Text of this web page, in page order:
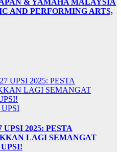
& YAMAHA MALAYSIA
AND PERFORMING ARTS,
2025: PESTA
LAGI SEMANGAT